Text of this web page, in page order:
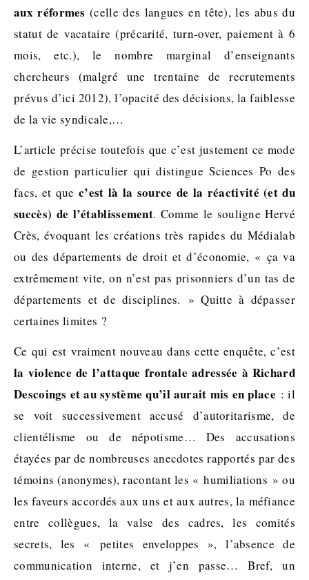
aux réformes (celle des langues en tête), les abus du
statut de vacataire (précarité, turn-over, paiement à 6
mois, etc.), le nombre marginal d’enseignants
chercheurs (malgré une trentaine de recrutements
prévus d’ici 2012), l’opacité des décisions, la faiblesse
de la vie syndicale,…
L’article précise toutefois que c’est justement ce mode
de gestion particulier qui distingue Sciences Po des
facs, et quec’est là la source de la réactivité (et du
succès) de l’établissement. Comme le souligne Hervé
Crès, évoquant les créations très rapides du Médialab
ou des départements de droit et d’économie, « ça va
extrêmement vite, on n’est pas prisonniers d’un tas de
départements et de disciplines. » Quitte à dépasser
certaines limites ?
Ce qui est vraiment nouveau dans cette enquête, c’est
la violence de l’attaque frontale adressée à Richard
Descoings et au système qu’il aurait mis en place : il
se voit successivement accusé d’autoritarisme, de
clientélisme ou de népotisme… Des accusations
étayées par de nombreuses anecdotes rapportés par des
témoins (anonymes), racontant les « humiliations » ou
les faveurs accordés aux uns et aux autres, la méfiance
entre collègues, la valse des cadres, les comités
secrets, les « petites enveloppes », l’absence de
communication interne, et j’en passe… Bref, un